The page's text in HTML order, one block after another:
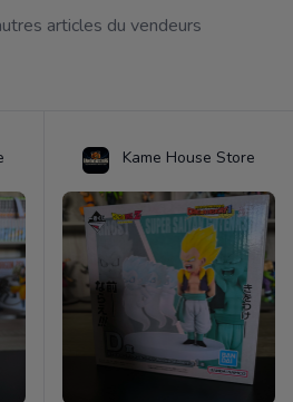
articles du vendeurs
Kame House Store